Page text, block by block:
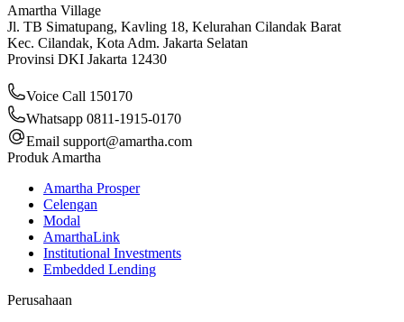
Amartha Village
Jl. TB Simatupang, Kavling 18, Kelurahan Cilandak Barat
Kec. Cilandak, Kota Adm. Jakarta Selatan
Provinsi DKI Jakarta 12430
Voice Call 150170
Whatsapp 0811-1915-0170
Email support@amartha.com
Produk Amartha
Amartha Prosper
Celengan
Modal
AmarthaLink
Institutional Investments
Embedded Lending
Perusahaan